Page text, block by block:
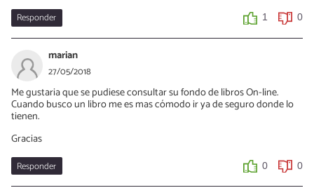
Responder 1 0
marian
27/05/2018
Me gustaria que se pudiese consultar su fondo de libros On-line.
Cuando busco un libro me es mas cómodo ir ya de seguro donde lo
tienen.
Gracias
Responder 0 0